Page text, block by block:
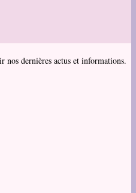
nos dernières actus et informations.